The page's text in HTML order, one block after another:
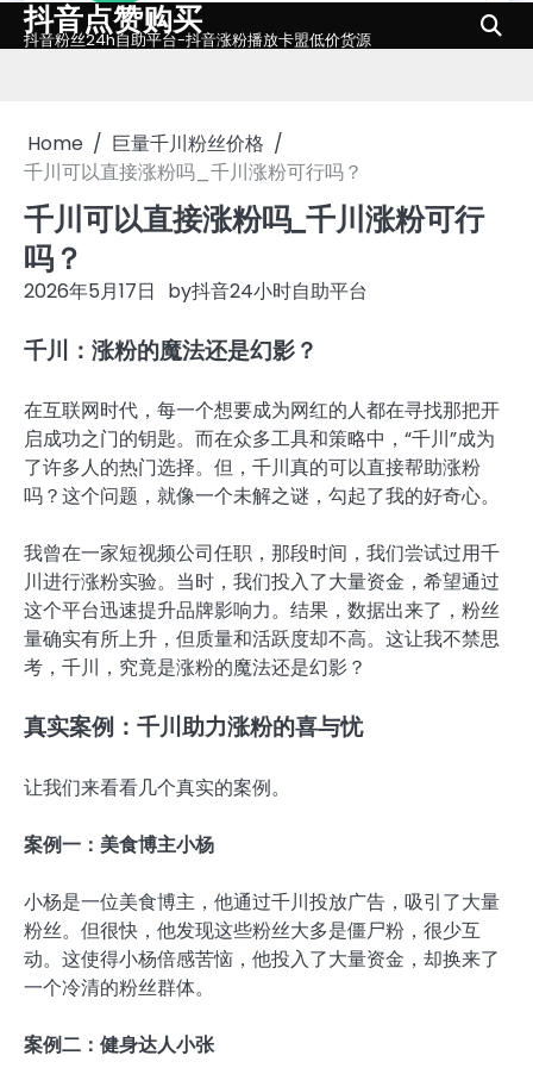
Skip
to
抖音点赞购买
抖音粉丝24h自助平台-抖音涨粉播放卡盟低价货源
Home
巨量千川粉丝价格
千川可以直接涨粉吗_千川涨粉可行吗？
千川可以直接涨粉吗_千川涨粉可行
吗？
2026年5月17日 by抖音24小时自助平台
千川：涨粉的魔法还是幻影？
在互联网时代，每一个想要成为网红的人都在寻找那把开
启成功之门的钥匙。而在众多工具和策略中，“千川”成为
了许多人的热门选择。但，千川真的可以直接帮助涨粉
吗？这个问题，就像一个未解之谜，勾起了我的好奇心。
我曾在一家短视频公司任职，那段时间，我们尝试过用千
川进行涨粉实验。当时，我们投入了大量资金，希望通过
这个平台迅速提升品牌影响力。结果，数据出来了，粉丝
量确实有所上升，但质量和活跃度却不高。这让我不禁思
考，千川，究竟是涨粉的魔法还是幻影？
真实案例：千川助力涨粉的喜与忧
让我们来看看几个真实的案例。
案例一：美食博主小杨
小杨是一位美食博主，他通过千川投放广告，吸引了大量
粉丝。但很快，他发现这些粉丝大多是僵尸粉，很少互
动。这使得小杨倍感苦恼，他投入了大量资金，却换来了
一个冷清的粉丝群体。
案例二：健身达人小张